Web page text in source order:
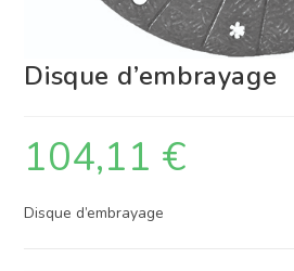
Disque d’embrayage
104,11 €
Disque d’embrayage